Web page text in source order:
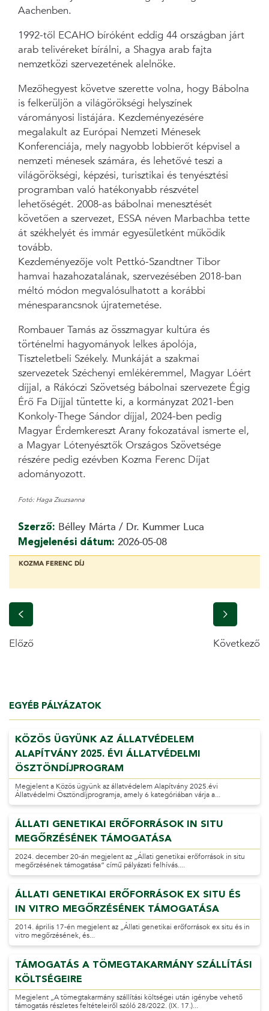
Aachenben.
1992-től ECAHO bíróként eddig 44 országban járt
arab telivéreket bírálni, a Shagya arab fajta
nemzetközi szervezetének alelnöke.
Mezőhegyest követve szerette volna, hogy Bábolna
is felkerüljön a világörökségi helyszínek
várományosi listájára. Kezdeményezésére
megalakult az Európai Nemzeti Ménesek
Konferenciája, mely nagyobb lobbierőt képvisel a
nemzeti ménesek számára, és lehetővé teszi a
világörökségi, képzési, turisztikai és tenyésztési
programban való hatékonyabb részvétel
lehetőségét. 2008-as bábolnai menesztését
követően a szervezet, ESSA néven Marbachba tette
át székhelyét és immár egyesületként működik
tovább.
Kezdeményezője volt Pettkó-Szandtner Tibor
hamvai hazahozatalának, szervezésében 2018-ban
méltó módon megvalósulhatott a korábbi
ménesparancsnok újratemetése.
Rombauer Tamás az összmagyar kultúra és
történelmi hagyományok lelkes ápolója,
Tiszteletbeli Székely. Munkáját a szakmai
szervezetek Széchenyi emlékéremmel, Magyar Lóért
díjjal, a Rákóczi Szövetség bábolnai szervezete Égig
Érő Fa Díjjal tüntette ki, a kormányzat 2021-ben
Konkoly-Thege Sándor díjjal, 2024-ben pedig
Magyar Érdemkereszt Arany fokozatával ismerte el,
a Magyar Lótenyésztők Országos Szövetsége
részére pedig ezévben Kozma Ferenc Díjat
adományozott.
Fotó: Haga Zsuzsanna
Szerző: Bélley Márta / Dr. Kummer Luca
Megjelenési dátum: 2026-05-08
KOZMA FERENC DÍJ
Előző Következő
EGYÉB PÁLYÁZATOK
KÖZÖS ÜGYÜNK AZ ÁLLATVÉDELEM
ALAPÍTVÁNY 2025. ÉVI ÁLLATVÉDELMI
ÖSZTÖNDÍJPROGRAM
Megjelent a Közös ügyünk az állatvédelem Alapítvány 2025.évi
Állatvédelmi Ösztöndíjprogramja, amely 6 kategóriában várja a...
ÁLLATI GENETIKAI ERŐFORRÁSOK IN SITU
MEGŐRZÉSÉNEK TÁMOGATÁSA
2024. december 20-án megjelent az „Állati genetikai erőforrások in situ
megőrzésének támogatása” című pályázati felhívás....
ÁLLATI GENETIKAI ERŐFORRÁSOK EX SITU ÉS
IN VITRO MEGŐRZÉSÉNEK TÁMOGATÁSA
2014. április 17-én megjelent az „Állati genetikai erőforrások ex situ és in
vitro megőrzésének, és...
TÁMOGATÁS A TÖMEGTAKARMÁNY SZÁLLÍTÁSI
KÖLTSÉGEIRE
Megjelent „A tömegtakarmány szállítási költségei után igénybe vehető
támogatás részletes feltételeiről szóló 28/2022. (IX. 17.)...